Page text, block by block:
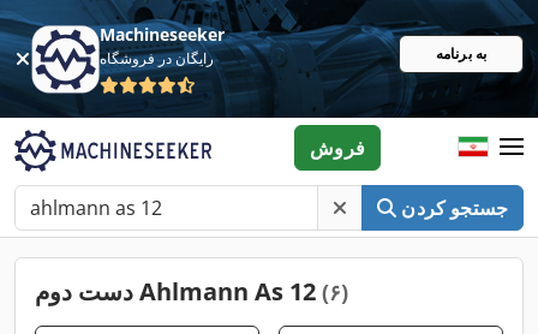
Machineseeker
رایگان در فروشگاه به برنامه
جستجو کردن
فروش
دست دوم Ahlmann As 12 (۶)